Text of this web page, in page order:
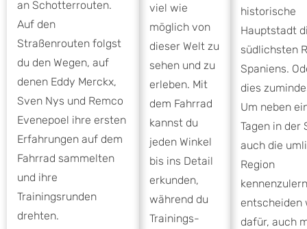
an Schotterrouten.
Auf den
Straßenrouten folgst
du den Wegen, auf
denen Eddy Merckx,
Sven Nys und Remco
Evenepoel ihre ersten
Erfahrungen auf dem
Fahrrad sammelten
und ihre
Trainingsrunden
drehten.
viel wie
möglich von
dieser Welt zu
sehen und zu
erleben. Mit
dem Fahrrad
kannst du
jeden Winkel
bis ins Detail
erkunden,
während du
Trainings-
historische
Hauptstadt
südlichsten
Spaniens.
dies
Um neben
Tagen in der
auch die
Region
entscheiden
dafür, auch